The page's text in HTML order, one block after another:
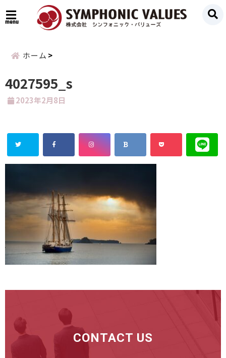
menu
ホーム
4027595_s
2023年2月8日
CONTACT US